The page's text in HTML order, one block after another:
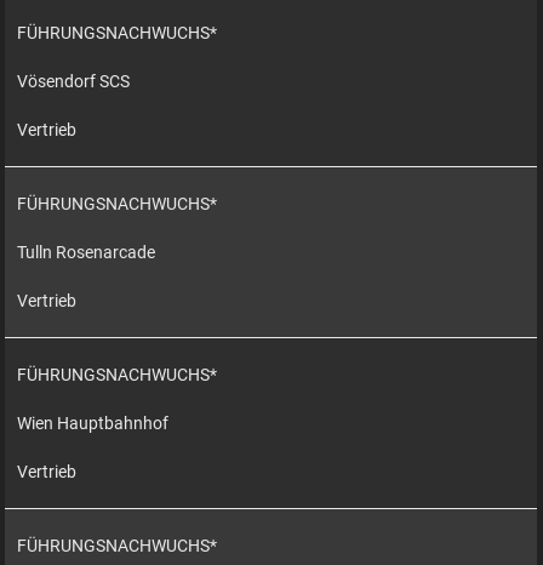
FÜHRUNGSNACHWUCHS*
Vösendorf SCS
Vertrieb
FÜHRUNGSNACHWUCHS*
Tulln Rosenarcade
Vertrieb
FÜHRUNGSNACHWUCHS*
Wien Hauptbahnhof
Vertrieb
FÜHRUNGSNACHWUCHS*